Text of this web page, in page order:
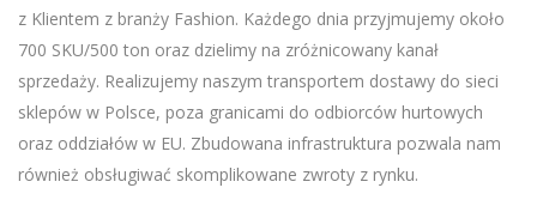
z Klientem z branży Fashion. Każdego dnia przyjmujemy około
700 SKU/500 ton oraz dzielimy na zróżnicowany kanał
sprzedaży. Realizujemy naszym transportem dostawy do sieci
sklepów w Polsce, poza granicami do odbiorców hurtowych
oraz oddziałów w EU. Zbudowana infrastruktura pozwala nam
również obsługiwać skomplikowane zwroty z rynku.